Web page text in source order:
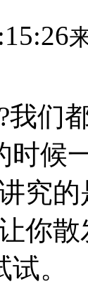
?我们
时候
究
你
。